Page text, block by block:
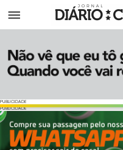
Menu
PUBLICIDADE
PUBLICIDADE